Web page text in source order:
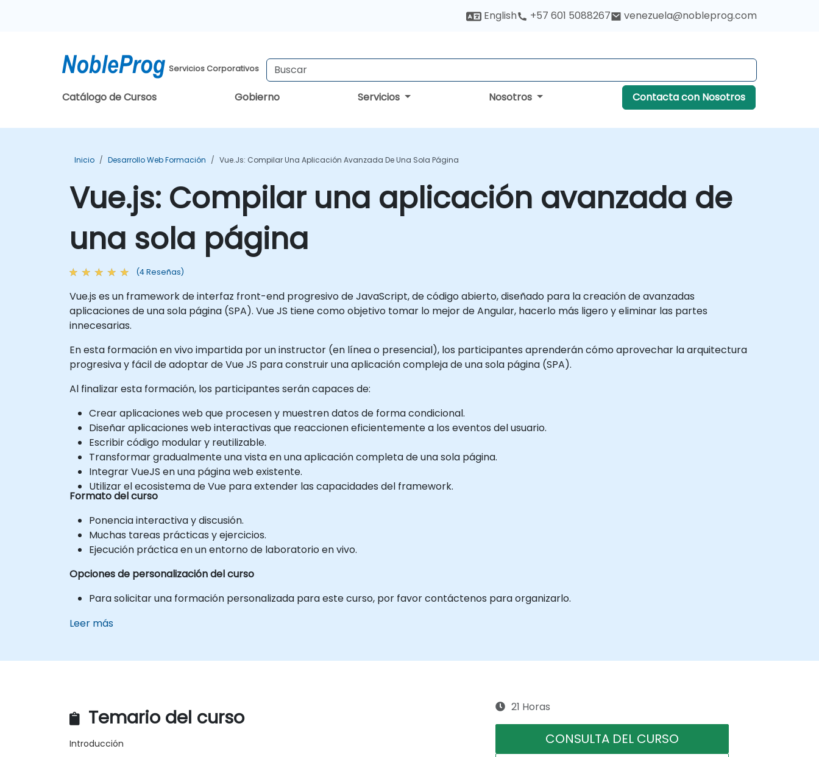
English +57 601 5088267 venezuela@nobleprog.com
Servicios Corporativos
Catálogo de Cursos Gobierno Servicios Nosotros Contacta con Nosotros
Inicio Desarrollo Web Formación Vue.js: Compilar Una Aplicación Avanzada De Una Sola Página
Vue.js: Compilar una aplicación avanzada de
una sola página
(4 Reseñas)
Vue.js es un framework de interfaz front-end progresivo de JavaScript, de código abierto, diseñado para la creación de avanzadas
aplicaciones de una sola página (SPA). Vue JS tiene como objetivo tomar lo mejor de Angular, hacerlo más ligero y eliminar las partes
innecesarias.
En esta formación en vivo impartida por un instructor (en línea o presencial), los participantes aprenderán cómo aprovechar la arquitectura
progresiva y fácil de adoptar de Vue JS para construir una aplicación compleja de una sola página (SPA).
Al finalizar esta formación, los participantes serán capaces de:
Crear aplicaciones web que procesen y muestren datos de forma condicional.
Diseñar aplicaciones web interactivas que reaccionen eficientemente a los eventos del usuario.
Escribir código modular y reutilizable.
Transformar gradualmente una vista en una aplicación completa de una sola página.
Integrar VueJS en una página web existente.
Utilizar el ecosistema de Vue para extender las capacidades del framework.
Formato del curso
Ponencia interactiva y discusión.
Muchas tareas prácticas y ejercicios.
Ejecución práctica en un entorno de laboratorio en vivo.
Opciones de personalización del curso
Para solicitar una formación personalizada para este curso, por favor contáctenos para organizarlo.
Leer más
Temario del curso
Introducción
21 Horas
CONSULTA DEL CURSO